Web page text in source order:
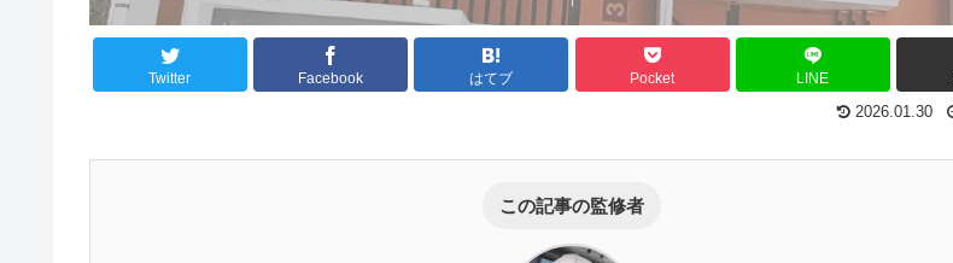
Twitter Facebook はてブ Pocket LINE
2026.01.30
この記事の監修者